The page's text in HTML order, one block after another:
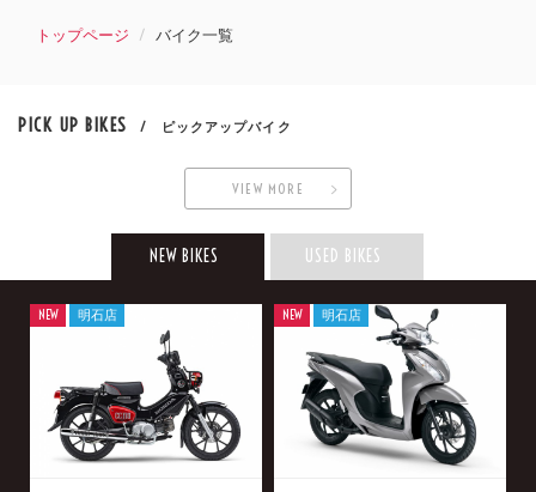
トップページ バイク一覧
PICK UP BIKES / ピックアップバイク
VIEW MORE
NEW BIKES USED BIKES
NEW 明石店 NEW 明石店